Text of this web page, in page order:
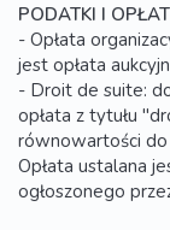
PODATKI I
- Opłata
jest opłata
- Droit de suite:
opłata z tytułu
równowartości do
Opłata ustalana
ogłoszonego